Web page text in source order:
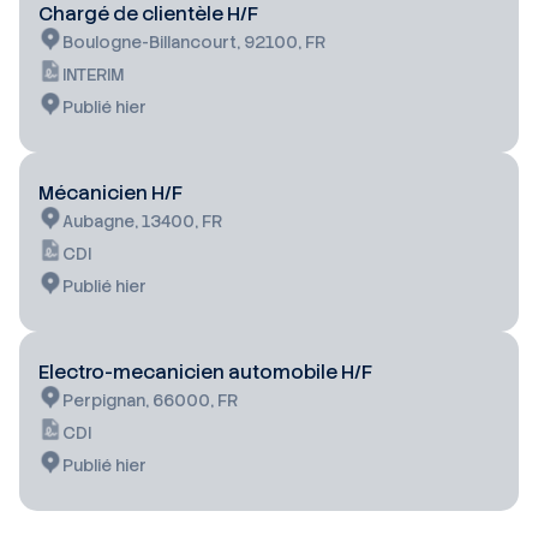
Chargé de clientèle H/F
Boulogne-Billancourt, 92100, FR
INTERIM
Publié hier
Mécanicien H/F
Aubagne, 13400, FR
CDI
Publié hier
Electro-mecanicien automobile H/F
Perpignan, 66000, FR
CDI
Publié hier